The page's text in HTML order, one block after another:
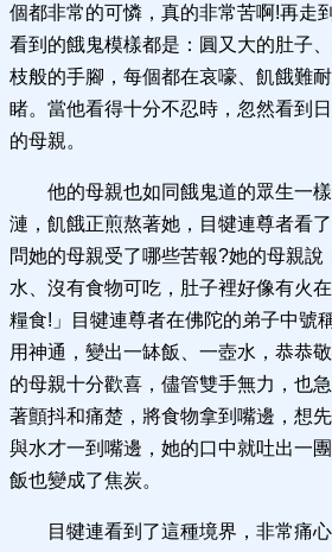
個都非常的可憐，真的非常苦啊!再走
看到的餓鬼模樣都是：圓又大的肚子
枝般的手腳，每個都在哀嚎、飢餓難
睹。當他看得十分不忍時，忽然看到
的母親。
他的母親也如同餓鬼道的眾生一
漣，飢餓正煎熬著她，目犍連尊者看
問她的母親受了哪些苦報?她的母親
水、沒有食物可吃，肚子裡好像有火
糧食!」目犍連尊者在佛陀的弟子中號
用神通，變出一缽飯、一壺水，恭恭
的母親十分歡喜，儘管雙手無力，也
著顫抖和痛楚，將食物拿到嘴邊，想
與水才一到嘴邊，她的口中就吐出一
飯也變成了焦炭。
目犍連看到了這種境界，非常痛